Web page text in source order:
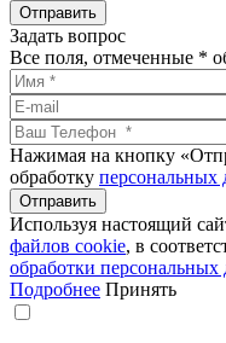
Задать вопрос
Все поля, отмеченные *
Нажимая на кнопку
обработку персональных
Используя настоящий
файлов сookie, в
обработки
Подробнее Принять